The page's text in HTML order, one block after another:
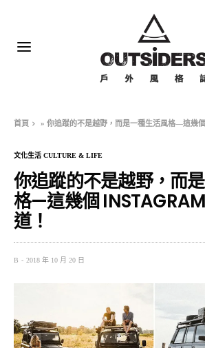
首頁 »你追蹤的不是越野，而是一種生活風格—這幾
文化生活 CULTURE & LIFE
你追蹤的不是越野，而
格—這幾個
道！
B 2018 年 10 月 20 日